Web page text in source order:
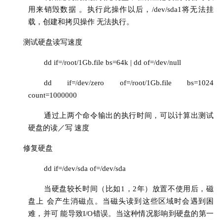
用来销毁数据 。执行此操作以后，/dev/sda1将无法挂
载，创建和拷贝操作 无法执行。
测试硬盘读写速度
dd if=/root/1Gb.file bs=64k | dd of=/dev/null
dd if=/dev/zero of=/root/1Gb.file bs=1024
count=1000000
通过上两个命令输出的执行时间，可以计算出测试
硬盘的读／写 速度
修复硬盘
dd if=/dev/sda of=/dev/sda
当硬盘较长时间（比如1，2年）放置不使用后，磁
盘上 会产生消磁点。当磁头读到这些区域时会遇到困
难，并可 能导致I/O错误。当这种情况影响到硬盘的第一